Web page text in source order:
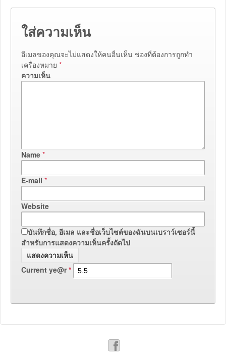
ใส่ความเห็น
อีเมลของคุณจะไม่แสดงให้คนอื่นเห็น ช่องที่ต้องการถูกทำ
เครื่องหมาย *
ความเห็น
Name *
E-mail *
Website
บันทึกชื่อ, อีเมล และชื่อเว็บไซต์ของฉันบนเบราว์เซอร์นี้
สำหรับการแสดงความเห็นครั้งถัดไป
Current ye@r*